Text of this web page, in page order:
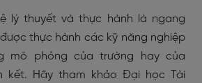
lý thuyết và thực hành là ngang
được thực hành các kỹ năng nghiệp
mô phỏng của trường hay của
kết. Hãy tham khảo Đại học Tài